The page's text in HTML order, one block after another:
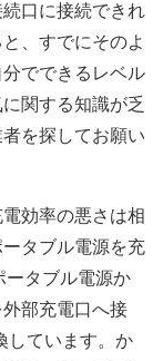
口に接続できれ
、すでにそのよ
でできるレベル
関する知識が乏
を探してお願い
効率の悪さは相
タブル電源を充
タブル電源か
部充電口へ接
ています。か